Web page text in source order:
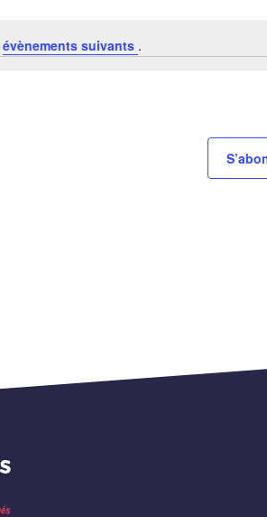
évènements suivants .